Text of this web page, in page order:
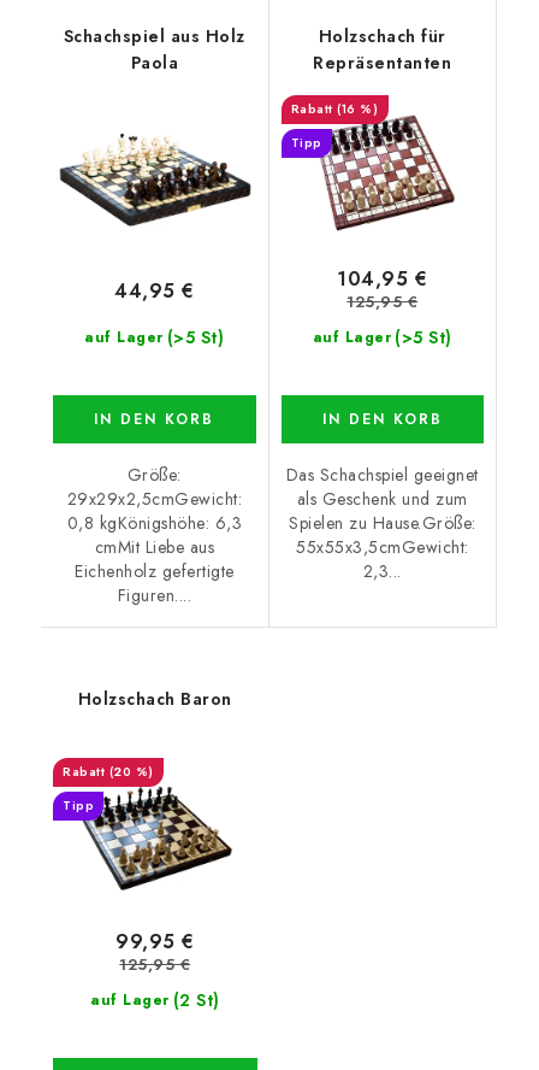
Schachspiel aus Holz
Paola
auf Lager (>5 St)
44,95 €
IN DEN KORB
Größe:
29x29x2,5cmGewicht:
0,8 kgKönigshöhe: 6,3
cmMit Liebe aus
Eichenholz gefertigte
Figuren....
Holzschach für
Repräsentanten
(16 %)
Tipp
auf Lager (>5 St)
104,95 €
125,95 €
IN DEN KORB
Das Schachspiel geeignet
als Geschenk und zum
Spielen zu Hause.Größe:
55x55x3,5cmGewicht:
2,3...
Holzschach Baron
(20 %)
Tipp
auf Lager (2 St)
99,95 €
125,95 €